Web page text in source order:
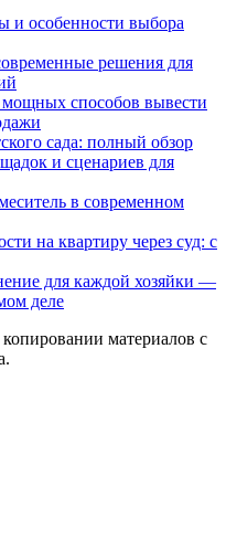
и особенности выбора
решения для
способов вывести
сада: полный обзор
и сценариев для
в современном
на квартиру через суд: с
для каждой хозяйки —
деле
материалов с